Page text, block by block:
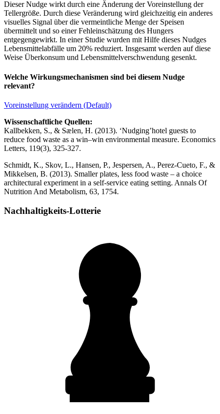
Dieser Nudge wirkt durch eine Änderung der Voreinstellung der
Tellergröße. Durch diese Veränderung wird gleichzeitig ein anderes
visuelles Signal über die vermeintliche Menge der Speisen
übermittelt und so einer Fehleinschätzung des Hungers
entgegengewirkt. In einer Studie wurden mit Hilfe dieses Nudges
Lebensmittelabfälle um 20% reduziert. Insgesamt werden auf diese
Weise Überkonsum und Lebensmittelverschwendung gesenkt.
Welche Wirkungsmechanismen sind bei diesem Nudge
relevant?
Voreinstellung verändern (Default)
Wissenschaftliche Quellen:
Kallbekken, S., & Sælen, H. (2013). ‘Nudging’hotel guests to
reduce food waste as a win–win environmental measure. Economics
Letters, 119(3), 325-327.
Schmidt, K., Skov, L., Hansen, P., Jespersen, A., Perez-Cueto, F., &
Mikkelsen, B. (2013). Smaller plates, less food waste – a choice
architectural experiment in a self-service eating setting. Annals Of
Nutrition And Metabolism, 63, 1754.
Nachhaltigkeits-Lotterie